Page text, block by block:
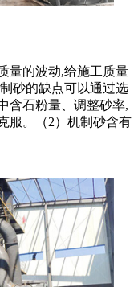
量的波动,给施工质量
砂的缺点可以通过选
含石粉量、调整砂率,
服。（2）机制砂含有